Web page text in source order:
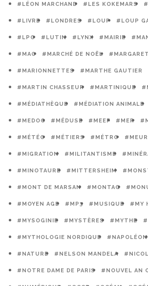
#LÉON MARCHAND #LES KOKEMARS
#LIVRE #LONDRES #LOUP #LOUP
#LPO #LUTIN #LYNX #MAIRIE
#MAO #MARCHÉ DE NOËL
#MARIONNETTES #MARTHE GAUTIER
#MARTIN CHASSEUR #MARTINIQUE
#MÉDIATHÈQUE #MÉDIATION ANIMALE
#MEDOC #MÉDUSE #MEEF #MER
#MÉTÉO #MÉTIERS #MÉTRO
#MIGRATION #MILITANTISME
#MINOTAURE #MITTERSHEIM
#MONT DE MARSAN #MONTAG
#MOYEN AGE #MP3 #MUSIQUE #MY
#MYSOGINIE #MYSTÈRES #MYTHE
#MYTHOLOGIE NORDIQUE #NAPOLÉON
#NATURE #NELSON MANDELA
#NOTRE DAME DE PARIS #NOUVEL AN